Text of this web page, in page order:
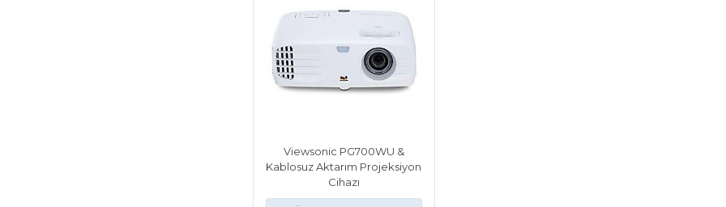
Viewsonic PG700WU &
Kablosuz Aktarım Projeksiyon
Cihazı